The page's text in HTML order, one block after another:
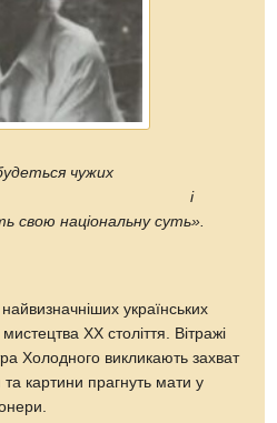
чужих
і
свою національну суть».
українських
ХХ століття. Вітражі
Холодного викликають захват
та картини прагнуть мати у